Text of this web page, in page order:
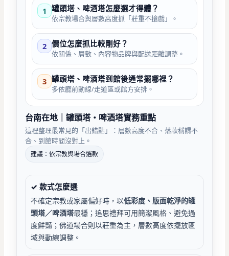
1 罐頭塔、啤酒塔怎麼選才得體？
依宗教場合與層數高度抓「莊重不搶戲」。
2 價位怎麼抓比較剛好？
依關係、層數、內容物品牌與配送距離調整。
3 罐頭塔、啤酒塔到館後通常擺哪裡？
多依廳前動線/走道區或館方安排。
台南在地｜罐頭塔・啤酒塔實務重點
這裡整理最常見的「出錯點」：層數高度不合、落款稱謂不
合、到館時間沒對上。
建議：依宗教與場合選款
✓ 款式怎麼選
不確定宗教或家屬偏好時，以低彩度、版面乾淨的罐
頭塔／啤酒塔最穩；追思禮拜可用簡潔風格、避免過
度鮮豔；佛道場合則以莊重為主，層數高度依擺放區
域與動線調整。